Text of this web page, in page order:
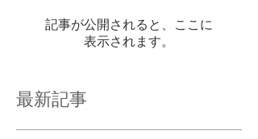
記事が公開されると、ここに
表示されます。
最新記事